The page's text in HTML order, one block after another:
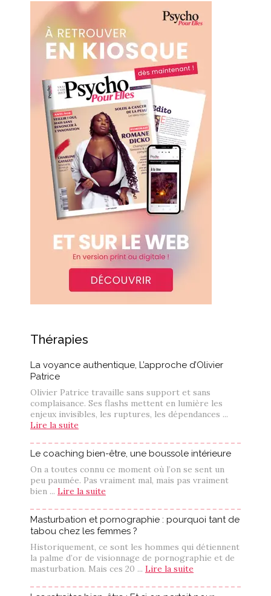
Thérapies
La voyance authentique, L’approche d’Olivier
Patrice
Olivier Patrice travaille sans support et sans
complaisance. Ses flashs mettent en lumière les
enjeux invisibles, les ruptures, les dépendances ...
Lire la suite
Le coaching bien-être, une boussole intérieure
On a toutes connu ce moment où l’on se sent un
peu paumée. Pas vraiment mal, mais pas vraiment
bien ... Lire la suite
Masturbation et pornographie : pourquoi tant de
tabou chez les femmes ?
Historiquement, ce sont les hommes qui détiennent
la palme d’or de visionnage de pornographie et de
masturbation. Mais ces 20 ... Lire la suite